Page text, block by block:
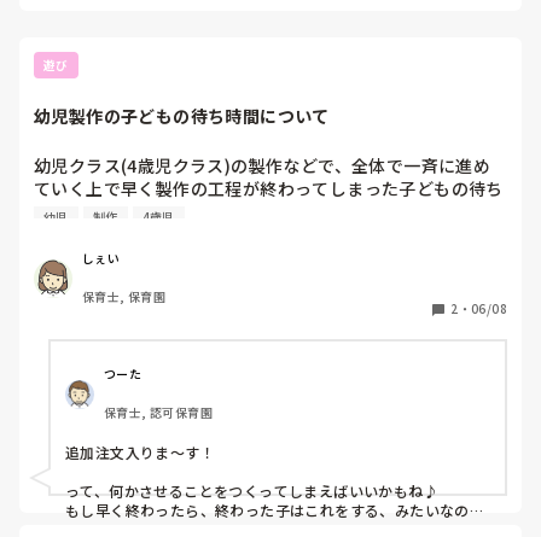
されることだと思います。
安心しできるようになったら、またしっかり保育に貢献したら
妊娠中で大変なことも多いと思いますが、今後妊娠や子育てし
に...✨️
遊び
幼児製作の子どもの待ち時間について
幼児クラス(4歳児クラス)の製作などで、全体で一斉に進め
ていく上で早く製作の工程が終わってしまった子どもの待ち
時間はどうしていますか？
私の保育園は手を膝に乗せて、静かに待つ…というクラスが
多いのですが、子どもですので動いてしまう姿もあり、その
姿を見て子どもにとって退屈ではないかな？製作が嫌になっ
幼児 制作 4歳児
しぇい
保育士, 保育園
2 ・ 06/08
つーた
保育士, 認可保育園
追加注文入りま〜す！
って、何かさせることをつくってしまえばいいかもね♪
もし早く終わったら、終わった子はこれをする、みたいなのを